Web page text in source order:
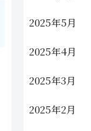
2025年5月
2025年4月
2025年3月
2025年2月